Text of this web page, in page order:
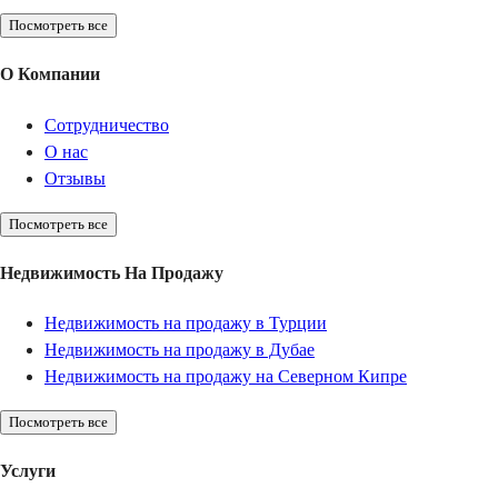
Посмотреть все
О Компании
Сотрудничество
О нас
Отзывы
Посмотреть все
Недвижимость На Продажу
Недвижимость на продажу в Турции
Недвижимость на продажу в Дубае
Недвижимость на продажу на Северном Кипре
Посмотреть все
Услуги